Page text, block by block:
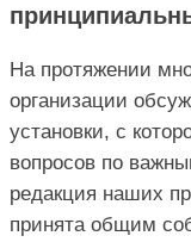
На протяжении
организации
установки, с
вопросов по
редакция наших
принята общим